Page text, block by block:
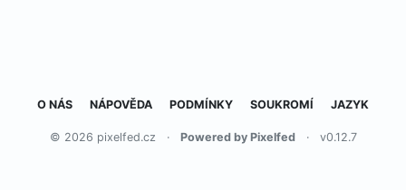
O NÁS NÁPOVĚDA PODMÍNKY SOUKROMÍ JAZYK
© 2026 pixelfed.cz · Powered by Pixelfed · v0.12.7